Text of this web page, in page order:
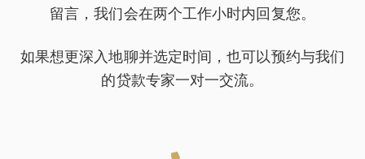
留言，我们会在两个工作小时内回复您。
如果想更深入地聊并选定时间，也可以预约与我们
的贷款专家一对一交流。